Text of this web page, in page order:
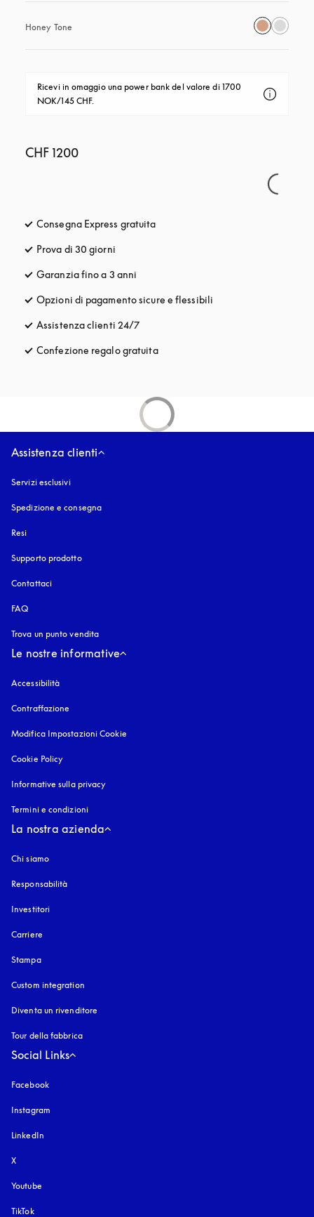
Honey Tone
Ricevi in omaggio una power bank del valore di 1700
NOK/145 CHF.
CHF 1200
Consegna Express gratuita
Prova di 30 giorni
Garanzia fino a 3 anni
Opzioni di pagamento sicure e flessibili
Assistenza clienti 24/7
Confezione regalo gratuitasi apre in una nuova finestra
Assistenza clienti
Servizi esclusivi
Spedizione e consegna
Resi
Supporto prodotto
Contattaci
FAQ
Trova un punto vendita
Le nostre informative
Accessibilità
Contraffazione
Modifica Impostazioni Cookie
Cookie Policy
Informative sulla privacy
Termini e condizioni
La nostra azienda
Chi siamo
Responsabilità
Investitori
Carriere
Stampa
Custom integration
Diventa un rivenditore
Tour della fabbrica
Social Links
Facebook
Instagram
LinkedIn
X
Youtube
TikTok